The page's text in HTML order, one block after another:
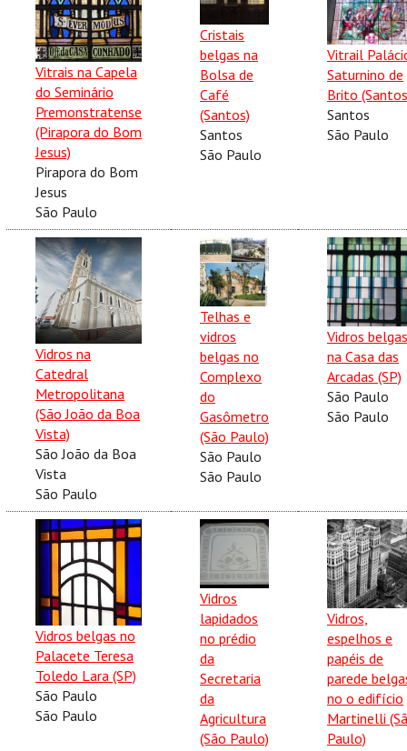
Vitrais na Capela
do Seminário
Premonstratense
(Pirapora do Bom
Jesus)
Pirapora do Bom
Jesus
São Paulo
Cristais
belgas na
Bolsa de
Café
(Santos)
Santos
São Paulo
Vitrail
Saturnino de
Brito
Santos
São Paulo
Vidros na
Catedral
Metropolitana
(São João da Boa
Vista)
São João da Boa
Vista
São Paulo
Telhas e
vidros
belgas no
Complexo
do
Gasômetro
(São Paulo)
São Paulo
São Paulo
Vidros belgas
na Casa das
Arcadas (SP)
São Paulo
São Paulo
Vidros belgas no
Palacete Teresa
Toledo Lara (SP)
São Paulo
São Paulo
Vidros
lapidados
no prédio
da
Secretaria
da
Agricultura
(São Paulo)
Vidros,
espelhos e
papéis de
parede
no o edifício
Martinelli
Paulo)